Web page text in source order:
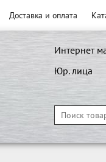
Доставка и оплата
Интернет
Юр. лица